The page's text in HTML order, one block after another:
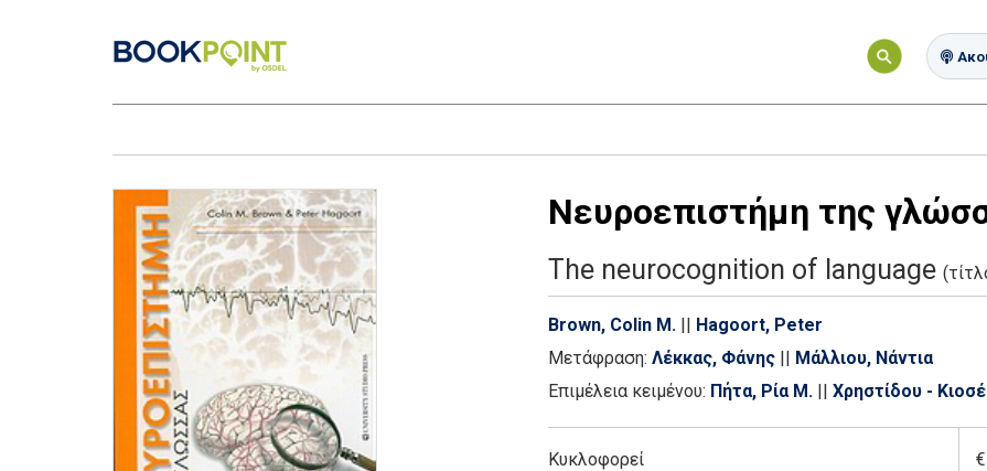
Νευροεπιστήμη της
The neurocognition of language
Brown, Colin M. || Hagoort, Peter
Μετάφραση: Λέκκας, Φάνης || Μάλλιου, Νάντια
Επιμέλεια κειμένου: Πήτα, Ρία Μ. || Χρηστίδου -
Κυκλοφορεί